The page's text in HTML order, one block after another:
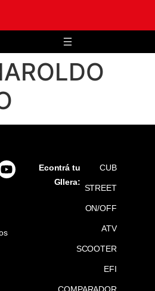
Econtrá tu
GIlera:
CUB
STREET
ON/OFF
ATV
SCOOTER
EFI
COMPARADOR